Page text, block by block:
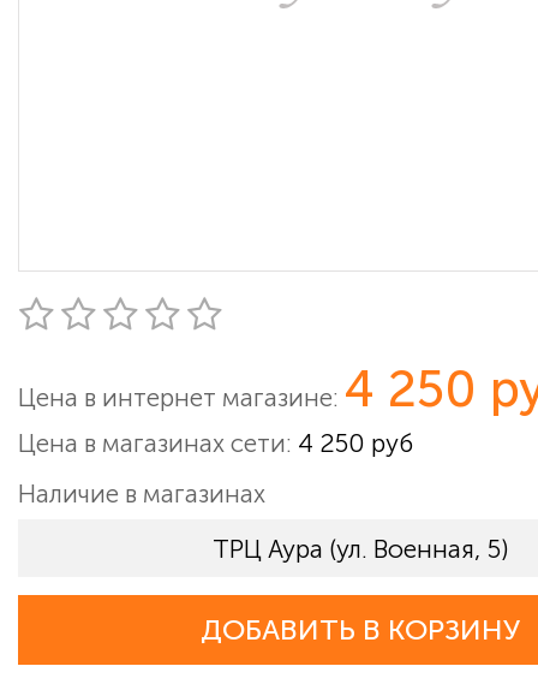
Цена в интернет магазине: 4 250
Цена в магазинах сети: 4 250 руб
Наличие в магазинах
ТРЦ Аура (ул. Военная, 5)
ДОБАВИТЬ В КОРЗИНУ